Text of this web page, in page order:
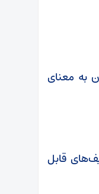
به معنای
قابل